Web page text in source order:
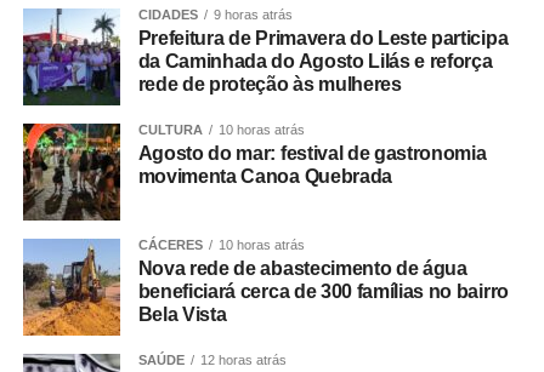
cidades de Duque de Caxias e Nova Iguaçu, na Baixada
Fluminense.
Paralisação
No dia 27 de junho, o Sindicato dos Rodoviários ajuizou
o dissídio coletivo de greve e de natureza econômica. Na
mesma data, o TRT-RJ, considerou a greve legal e
concedeu liminar autorizando o início da paralisação.
Determinou a manutenção de, no mínimo, 50% da frota
operacional em cada linha e itinerário, sob pena de multa
de R$ 50 mil em caso de descumprimento da medida.
CIDADES 9 horas atrás
Prefeitura de Primavera do Leste participa
da Caminhada do Agosto Lilás e reforça
rede de proteção às mulheres
CULTURA 10 horas atrás
Agosto do mar: festival de gastronomia
movimenta Canoa Quebrada
CÁCERES 10 horas atrás
Nova rede de abastecimento de água
beneficiará cerca de 300 famílias no bairro
Bela Vista
SAÚDE 12 horas atrás